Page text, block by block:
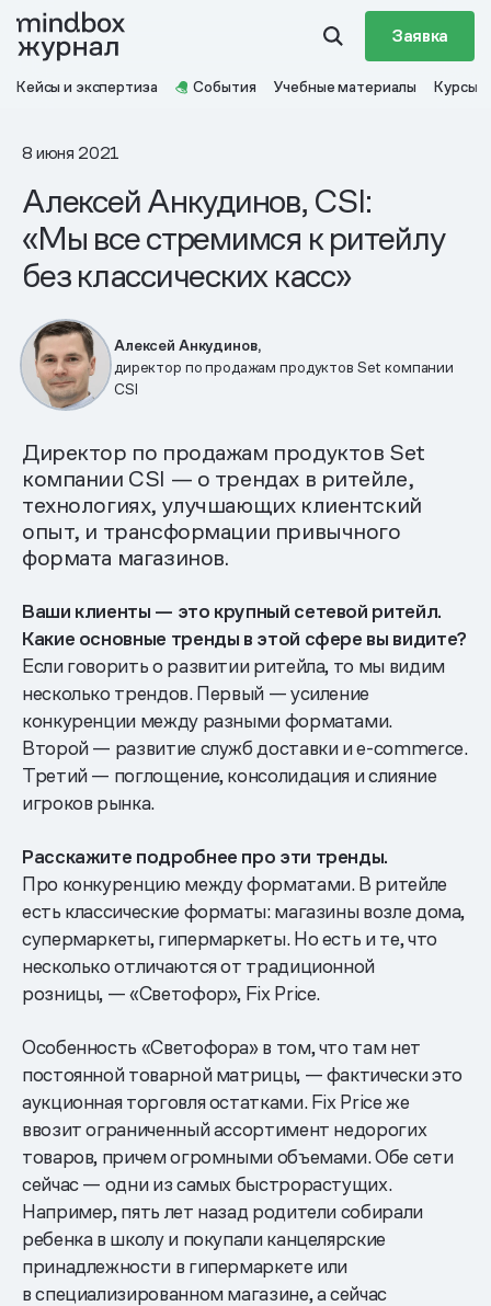
Заявка
Кейсы и экспертиза События Учебные материалы Курсы
8 июня 2021
Алексей Анкудинов, CSI:
«Мы все стремимся к ритейлу
без классических касс»
Алексей Анкудинов,
директор по продажам продуктов Set компании
CSI
Директор по продажам продуктов Set
компании CSI — о трендах в ритейле,
технологиях, улучшающих клиентский
опыт, и трансформации привычного
формата магазинов.
Ваши клиенты — это крупный сетевой ритейл.
Какие основные тренды в этой сфере вы видите?
Если говорить о развитии ритейла, то мы видим
несколько трендов. Первый — усиление
конкуренции между разными форматами.
Второй — развитие служб доставки и e-commerce.
Третий — поглощение, консолидация и слияние
игроков рынка.
Расскажите подробнее про эти тренды.
Про конкуренцию между форматами. В ритейле
есть классические форматы: магазины возле дома,
супермаркеты, гипермаркеты. Но есть и те, что
несколько отличаются от традиционной
розницы, — «Светофор», Fix Price.
Особенность «Светофора» в том, что там нет
постоянной товарной матрицы, — фактически это
аукционная торговля остатками. Fix Price же
ввозит ограниченный ассортимент недорогих
товаров, причем огромными объемами. Обе сети
сейчас — одни из самых быстрорастущих.
Например, пять лет назад родители собирали
ребенка в школу и покупали канцелярские
принадлежности в гипермаркете или
в специализированном магазине, а сейчас